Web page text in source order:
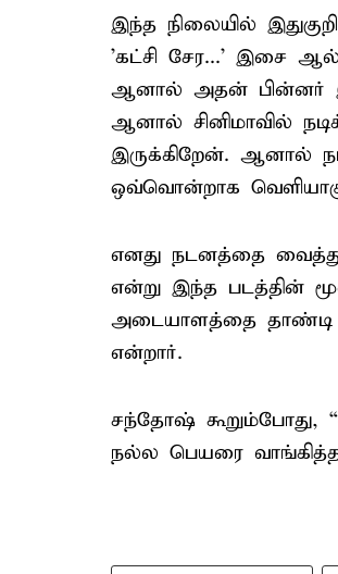
இந்த நிலையில்
'கட்சி சேர...' இசை
ஆனால் அதன் பின்னர்
ஆனால் சினிமாவில்
இருக்கிறேன். ஆனால்
ஒவ்வொன்றாக
எனது நடனத்தை
என்று இந்த படத்தின்
அடையாளத்தை தாண்டி
என்றார்.
சந்தோஷ் கூறும்போது,
நல்ல பெயரை